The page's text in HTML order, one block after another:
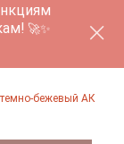
🚀✨
бежевый АК